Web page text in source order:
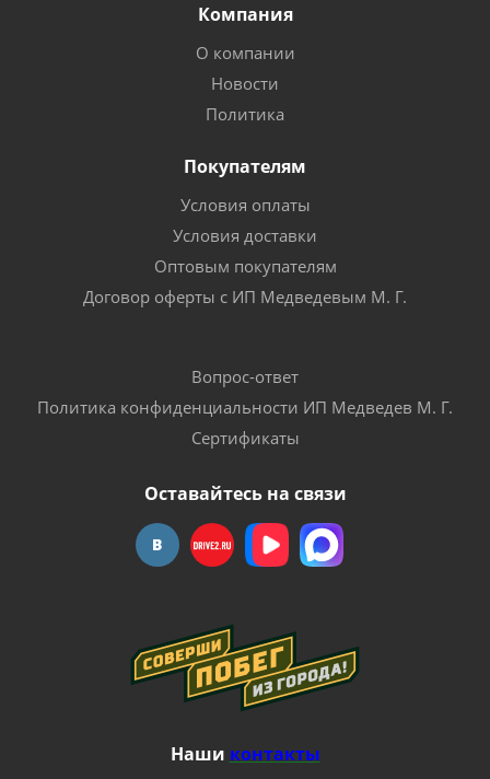
Компания
О компании
Новости
Политика
Покупателям
Условия оплаты
Условия доставки
Оптовым покупателям
Договор оферты с ИП Медведевым М. Г.
Вопрос-ответ
Политика конфиденциальности ИП Медведев М. Г.
Сертификаты
Оставайтесь на связи
Наши контакты